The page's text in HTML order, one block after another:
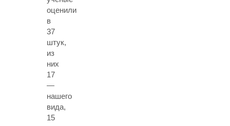
оценили
в
37
штук,
из
них
17
—
нашего
вида,
15